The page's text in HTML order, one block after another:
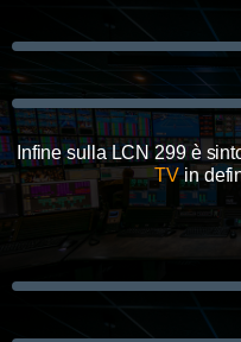
Infine sulla LCN 299 è
TVin